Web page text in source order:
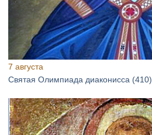
7 августа
Святая Олимпиада диаконисса (410)